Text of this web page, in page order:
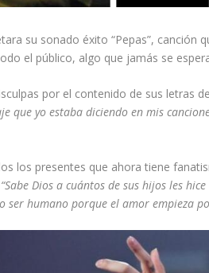
su sonado éxito “Pepas”, canción
el público, algo que jamás se
por el contenido de sus letras
que yo estaba diciendo en mis
los presentes que ahora tiene
“Sabe Dios a cuántos de sus hijos les
ser humano porque el amor empieza